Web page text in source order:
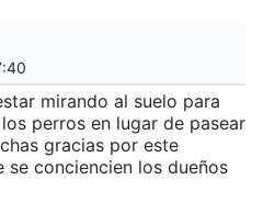
mirando al suelo para
perros en lugar de pasear
gracias por este
se conciencien los dueños